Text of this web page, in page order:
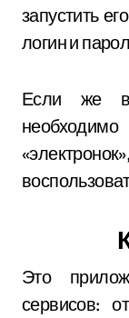
запустить
логин и
Если же в
Это
сервисов: